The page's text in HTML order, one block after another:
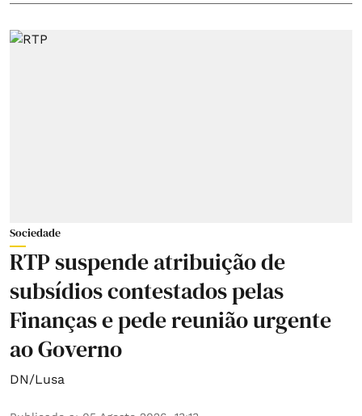
Sociedade
RTP suspende atribuição de
subsídios contestados pelas
Finanças e pede reunião urgente
ao Governo
DN/Lusa